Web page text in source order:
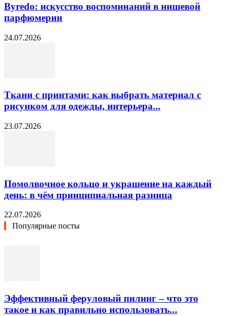
Byredo: искусство воспоминаний в нишевой
парфюмерии
24.07.2026
Ткани с принтами: как выбрать материал с
рисунком для одежды, интерьера...
23.07.2026
Помолвочное кольцо и украшение на каждый
день: в чём принципиальная разница
22.07.2026
Популярные посты
Эффективный феруловый пилинг – что это
такое и как правильно использовать...